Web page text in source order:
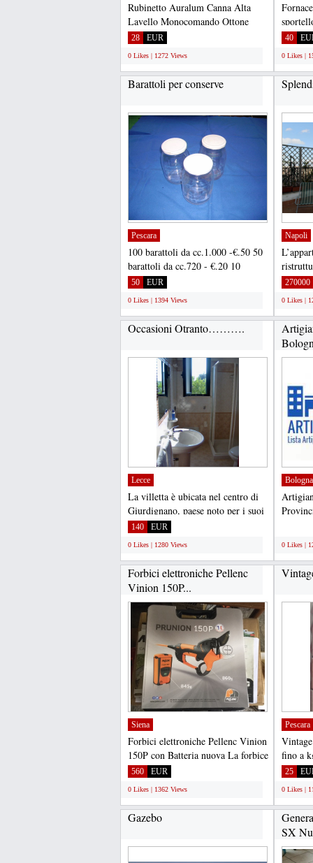
Rubinetto Auralum Canna Alta
Lavello Monocomando Ottone
Cromo Miscelatori Acqua Fredda...
28 EUR
0 Likes | 1272 Views
su40
0 Likes |
Barattoli per conserve
Pescara
100 barattoli da cc.1.000 -€.50 50
barattoli da cc.720 - €.20 10
bottiglie da lt.1...
50 EUR
0 Likes | 1394 Views
Napoli
vani,
270000
0 Likes |
Occasioni Otranto……….
Lecce
La villetta è ubicata nel centro di
Giurdignano, paese noto per i suoi
Megaliti....
140 EUR
0 Likes | 1280 Views
Bologna
0 Likes |
Forbici elettroniche Pellenc
Vinion 150P...
Siena
Forbici elettroniche Pellenc Vinion
150P con Batteria nuova La forbice
è molto leggera:...
560 EUR
0 Likes | 1362 Views
Pescara
fino a
tempo
25
0 Likes |
Gazebo
SX